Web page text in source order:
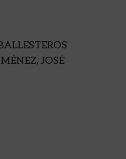
JOSÉ